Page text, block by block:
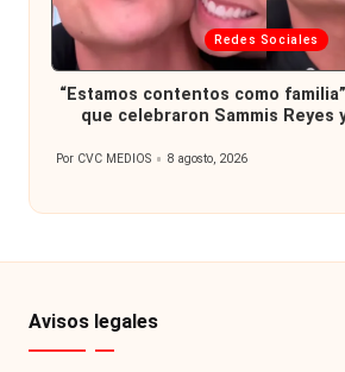
Publicada
en
Redes Sociales
“Estamos contentos como
que celebraron Sammis Reyes
Publicado
Por CVC MEDIOS 8 agosto, 2026
Avisos legales